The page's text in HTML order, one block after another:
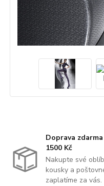
Doprava
1500 Kč
Nakupte své
kousky a
zaplatíme za vás.